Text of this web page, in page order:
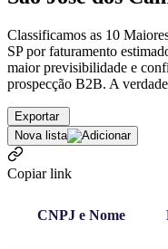
Classificamos as 10
SP por faturamento
maior previsibilidade e
prospecção B2B. A
Exportar
Nova lista
Copiar link
CNPJ e Nome